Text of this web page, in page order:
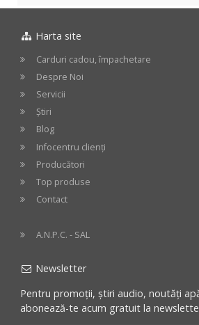
in
Harta site
Carduri cadou, împachetare
Despre Noi
Servicii
Știri
Blog
Infocentru clienți
Producători
Top produse
Contact
A.N.P.C. - SAL
Newsletter
Pentru promoții, știri audio, noutăți
abonează-te acum gratuit la